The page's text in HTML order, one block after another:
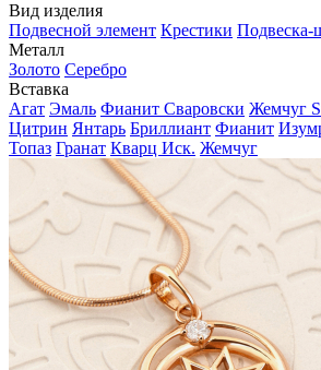
Вид изделия
Подвесной элемент Крестики Подвеска-
Металл
Золото Серебро
Вставка
Агат Эмаль Фианит Сваровски Жемчуг
Цитрин Янтарь Бриллиант Фианит
Топаз Гранат Кварц Иск. Жемчуг